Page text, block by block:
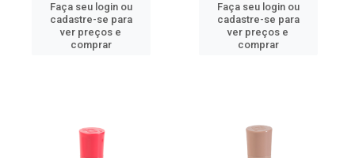
Faça seu login ou
cadastre-se para
ver preços e
comprar
Faça seu login ou
cadastre-se para
ver preços e
comprar